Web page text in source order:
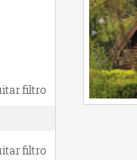
filtro
filtro